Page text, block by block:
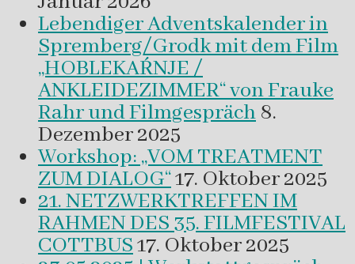
Lebendiger Adventskalender in
Spremberg/Grodk mit dem Film
„HOBLEKAŔNJE /
ANKLEIDEZIMMER“ von Frauke
Rahr und Filmgespräch 8.
Dezember 2025
Workshop: „VOM TREATMENT
ZUM DIALOG“17. Oktober 2025
21. NETZWERKTREFFEN IM
RAHMEN DES 35. FILMFESTIVAL
COTTBUS17. Oktober 2025